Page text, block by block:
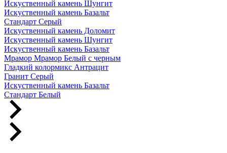
Искуственный камень Шунгит
Искуственный камень Базальт
Стандарт Серый
Искуственный камень Доломит
Искуственный камень Шунгит
Искуственный камень Базальт
Мрамор Мрамор Белый с черным
Гладкий колормикс Антрацит
Гранит Серый
Искуственный камень Базальт
Стандарт Белый